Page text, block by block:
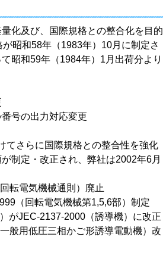
化及び、国際規格との整合化を目的
昭和58年（1983年）10月に制定さ
昭和59年（1984年）1月出荷分より
号の出力対応変更
てさらに国際規格との整合性を強化
制定・改正され、弊社は2002年6月
電気機械通則）廃止
電気機械第1,5,6部）制定
がJEC-2137-2000（誘導機）に改正
用低圧三相かご形誘導電動機）改